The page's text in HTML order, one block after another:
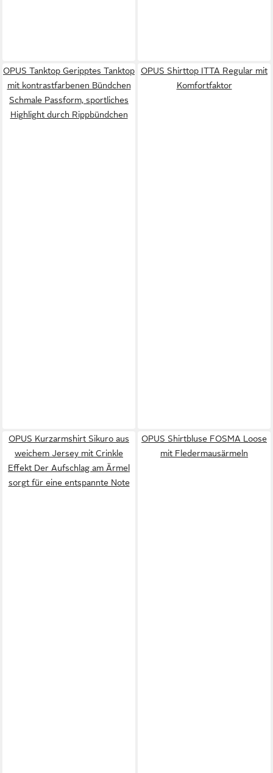
OPUS Tanktop Geripptes Tanktop
mit kontrastfarbenen Bündchen
Schmale Passform, sportliches
Highlight durch Rippbündchen
OPUS Shirttop ITTA Regular mit
Komfortfaktor
OPUS Kurzarmshirt Sikuro aus
weichem Jersey mit Crinkle
Effekt Der Aufschlag am Ärmel
sorgt für eine entspannte Note
OPUS Shirtbluse FOSMA Loose
mit Fledermausärmeln